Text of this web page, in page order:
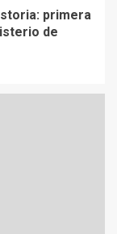
primera
de